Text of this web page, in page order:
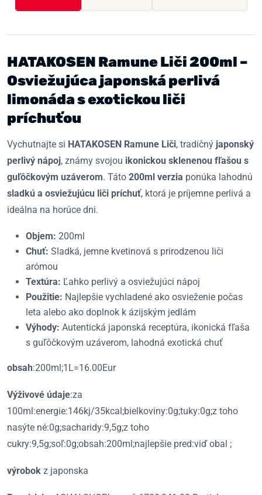
HATAKOSEN Ramune Liči 200ml –
Osviežujúca japonská perlivá
limonáda s exotickou liči
príchuťou
Vychutnajte si HATAKOSEN Ramune Liči, tradičný japonský
perlivý nápoj, známy svojou ikonickou sklenenou fľašou s
guľôčkovým uzáverom. Táto 200ml verzia ponúka lahodnú
sladkú a osviežujúcu liči príchuť, ktorá je príjemne perlivá a
ideálna na horúce dni.
Objem: 200ml
Chuť: Sladká, jemne kvetinová s prirodzenou liči
arómou
Textúra: Ľahko perlivý a osviežujúci nápoj
Použitie: Najlepšie vychladené ako osvieženie počas
leta alebo ako doplnok k ázijským jedlám
Výhody: Autentická japonská receptúra, ikonická fľaša
s guľôčkovým uzáverom, lahodná exotická chuť
obsah:200ml;1L=16.00Eur
Výživové údaje:za
100ml:energie:146kj/35kcal;bielkoviny:0g;tuky:0g;z toho
nasýte né:0g;sacharidy:9,5g;z toho
cukry:9,5g;soľ:0g;obsah:200ml;najlepšie pred:viď obal ;
výrobok z japonska